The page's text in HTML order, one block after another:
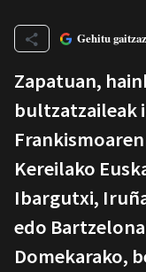
Gehitu
Zapatuan,
bultzatzaileak
Kereilako
Ibargutxi,
edo
Domekarako,